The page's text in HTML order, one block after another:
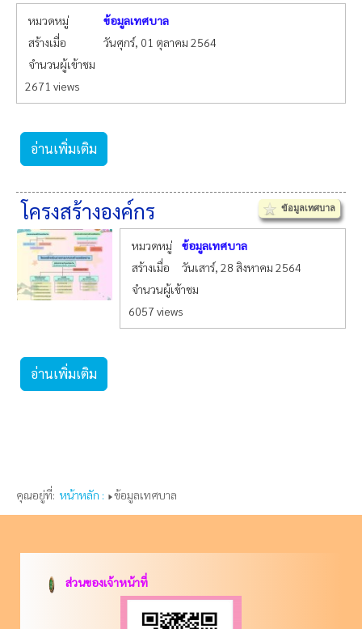
หมวดหมู่
ข้อมูลเทศบาล
สร้างเมื่อ
วันศุกร์, 01 ตุลาคม 2564
จำนวนผู้เข้าชม
2671 views
อ่านเพิ่มเติม
โครงสร้างองค์กร ข้อมูลเทศบาล
หมวดหมู่
ข้อมูลเทศบาล
สร้างเมื่อ
วันเสาร์, 28 สิงหาคม 2564
จำนวนผู้เข้าชม
6057 views
อ่านเพิ่มเติม
คุณอยู่ที่: หน้าหลัก : ข้อมูลเทศบาล
ส่วนของเจ้าหน้าที่